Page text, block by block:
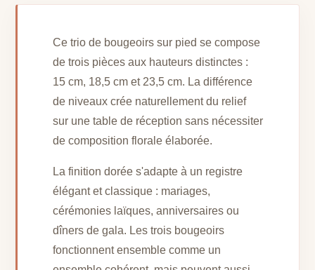
Ce trio de bougeoirs sur pied se compose
de trois pièces aux hauteurs distinctes :
15 cm, 18,5 cm et 23,5 cm. La différence
de niveaux crée naturellement du relief
sur une table de réception sans nécessiter
de composition florale élaborée.
La finition dorée s'adapte à un registre
élégant et classique : mariages,
cérémonies laïques, anniversaires ou
dîners de gala. Les trois bougeoirs
fonctionnent ensemble comme un